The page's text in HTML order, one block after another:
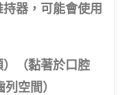
器，可能會使用
（黏著於口腔
空間）